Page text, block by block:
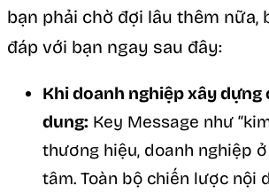
bạn phải chờ đợi lâu thêm nữa,
đáp với bạn ngay sau đây:
Khi doanh nghiệp xây dựng
dung: Key Message như
thương hiệu, doanh nghiệp
tâm. Toàn bộ chiến lược nội